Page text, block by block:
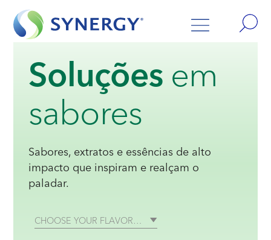
Soluçõesem
sabores
Sabores, extratos e essências de alto
impacto que inspiram e realçam o
paladar.
CHOOSE YOUR FLAVOR…